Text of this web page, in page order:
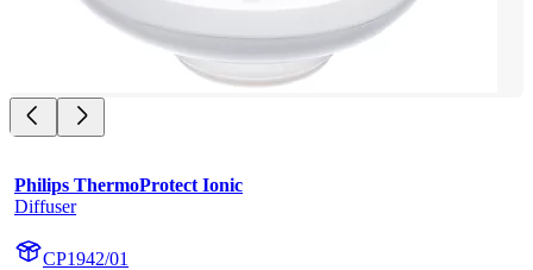
Philips ThermoProtect Ionic
Diffuser
CP1942/01